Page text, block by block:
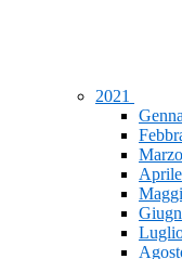
2021
Marzo
Aprile